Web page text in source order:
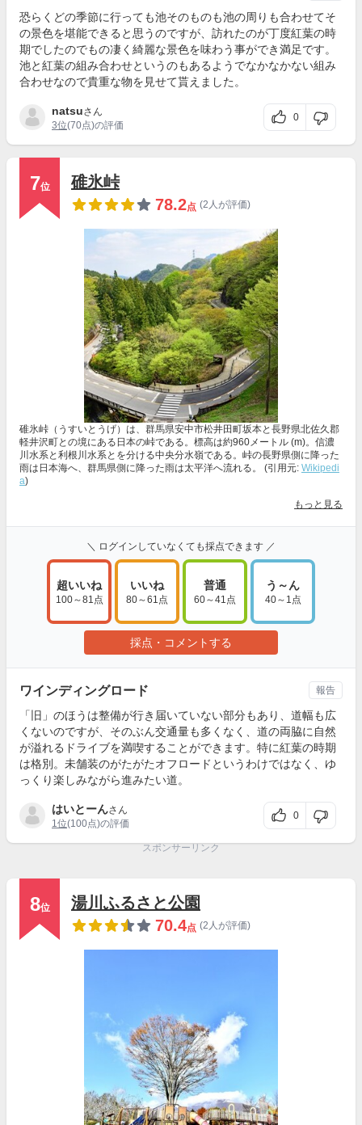
恐らくどの季節に行っても池そのものも池の周りも合わせてそ
の景色を堪能できると思うのですが、訪れたのが丁度紅葉の時
期でしたのでもの凄く綺麗な景色を味わう事ができ満足です。
池と紅葉の組み合わせというのもあるようでなかなかない組み
合わせなので貴重な物を見せて貰えました。
natsuさん
3位(70点)の評価
0
7位
碓氷峠
78.2点 (2人が評価)
碓氷峠（うすいとうげ）は、群馬県安中市松井田町坂本と長野県北佐久郡
軽井沢町との境にある日本の峠である。標高は約960メートル (m)。信濃
川水系と利根川水系とを分ける中央分水嶺である。峠の長野県側に降った
雨は日本海へ、群馬県側に降った雨は太平洋へ流れる。 (引用元: Wikipedi
a)
もっと見る
＼ ログインしていなくても採点できます ／
超いいね
100～81点
いいね
80～61点
普通
60～41点
う～ん
40～1点
採点・コメントする
ワインディングロード
「旧」のほうは整備が行き届いていない部分もあり、道幅も広
くないのですが、そのぶん交通量も多くなく、道の両脇に自然
が溢れるドライブを満喫することができます。特に紅葉の時期
は格別。未舗装のがたがたオフロードというわけではなく、ゆ
っくり楽しみながら進みたい道。
はいとーんさん
1位(100点)の評価
0
報告
スポンサーリンク
8位
湯川ふるさと公園
70.4点 (2人が評価)